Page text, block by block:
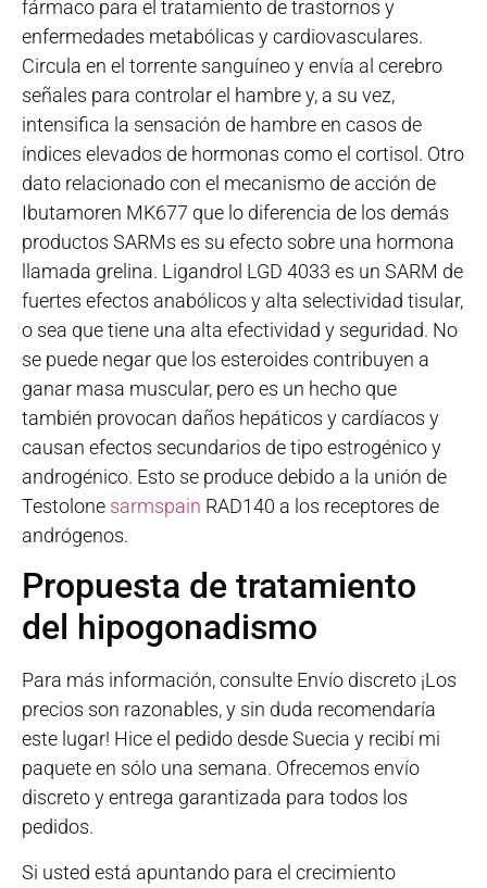
fármaco para el tratamiento de trastornos y
enfermedades metabólicas y cardiovasculares.
Circula en el torrente sanguíneo y envía al cerebro
señales para controlar el hambre y, a su vez,
intensifica la sensación de hambre en casos de
índices elevados de hormonas como el cortisol. Otro
dato relacionado con el mecanismo de acción de
Ibutamoren MK677 que lo diferencia de los demás
productos SARMs es su efecto sobre una hormona
llamada grelina. Ligandrol LGD 4033 es un SARM de
fuertes efectos anabólicos y alta selectividad tisular,
o sea que tiene una alta efectividad y seguridad. No
se puede negar que los esteroides contribuyen a
ganar masa muscular, pero es un hecho que
también provocan daños hepáticos y cardíacos y
causan efectos secundarios de tipo estrogénico y
androgénico. Esto se produce debido a la unión de
Testolone sarmspain RAD140 a los receptores de
andrógenos.
Propuesta de tratamiento
del hipogonadismo
Para más información, consulte Envío discreto ¡Los
precios son razonables, y sin duda recomendaría
este lugar! Hice el pedido desde Suecia y recibí mi
paquete en sólo una semana. Ofrecemos envío
discreto y entrega garantizada para todos los
pedidos.
Si usted está apuntando para el crecimiento